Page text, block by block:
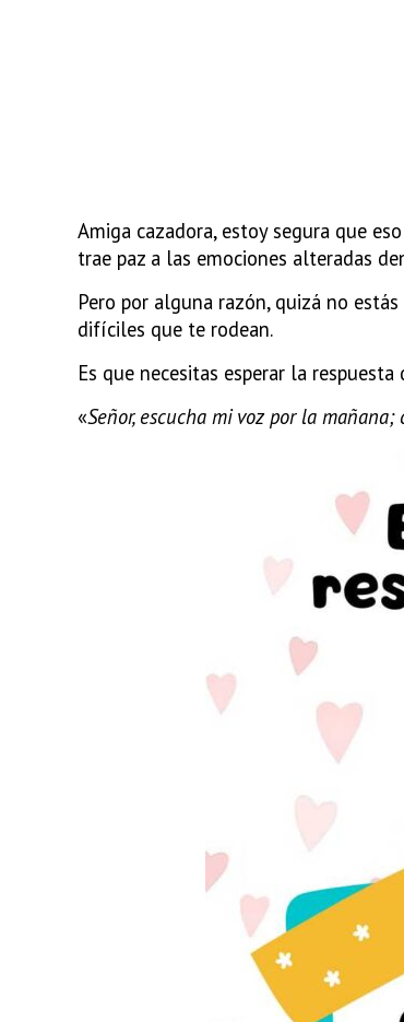
Amiga cazadora, estoy segura que
trae paz a las emociones alteradas
Pero por alguna razón, quizá no
difíciles que te rodean.
Es que necesitas esperar la
«Señor, escucha mi voz por la